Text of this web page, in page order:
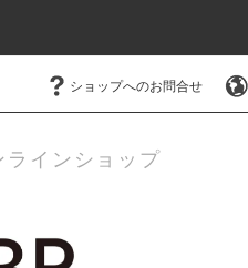
ショップへのお問合せ
インショップ